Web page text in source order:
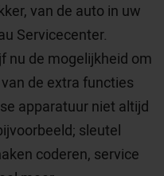
van de auto in uw
Servicecenter.
nu de mogelijkheid om
de extra functies
apparatuur niet altijd
sleutel
coderen, service